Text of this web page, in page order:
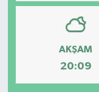
AKŞAM
20:09